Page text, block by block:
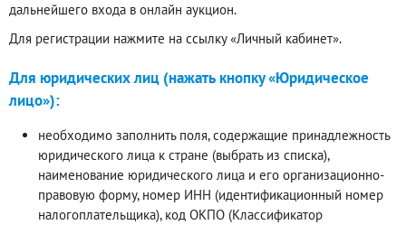
дальнейшего входа в онлайн аукцион.
Для регистрации нажмите на ссылку «Личный кабинет».
Для юридических лиц (нажать кнопку «Юридическое
лицо»):
необходимо заполнить поля, содержащие принадлежность
юридического лица к стране (выбрать из списка),
наименование юридического лица и его организационно-
правовую форму, номер ИНН (идентификационный номер
налогоплательщика), код ОКПО (Классификатор